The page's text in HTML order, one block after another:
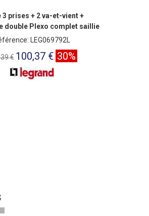
3 prises + 2 va-et-vient +
double Plexo complet saillie
- gris
LEG069792L
€ 100,37 € 30%